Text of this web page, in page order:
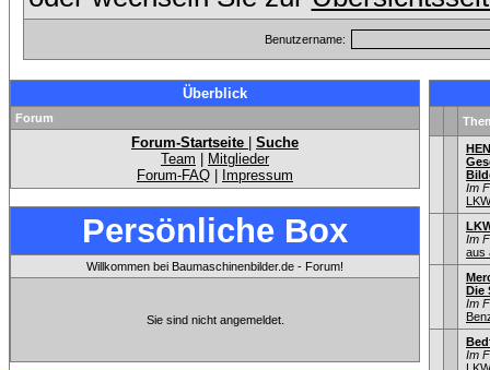
Benutzername:
Überblick
Forum
Forum-Startseite
Suche
Team
Mitglieder
Forum-FAQ
Impressum
Persönliche Box
Willkommen bei Baumaschinenbilder.de - Forum!
Sie sind nicht angemeldet.
Im
Im
aus
Die
Im
Im